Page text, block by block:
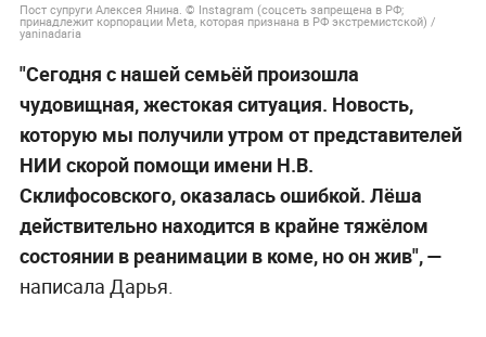
Пост супруги Алексея Янина. © Instagram (соцсеть запрещена в РФ;
принадлежит корпорации Meta, которая признана в РФ экстремистской) /
yaninadaria
"Сегодня с нашей семьёй произошла
чудовищная, жестокая ситуация. Новость,
которую мы получили утром от представителей
НИИ скорой помощи имени H.B.
Склифосовского, оказалась ошибкой. Лёша
действительно находится в крайне тяжёлом
состоянии в реанимации в коме, но он жив", —
написала Дарья.